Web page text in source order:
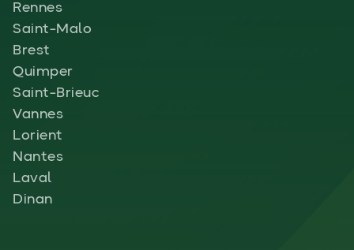
Rennes
Saint-Malo
Brest
Quimper
Saint-Brieuc
Vannes
Lorient
Nantes
Laval
Dinan